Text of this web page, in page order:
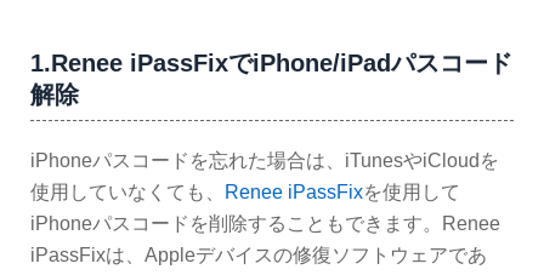
1.Renee iPassFixでiPhone/iPadパスコード
解除
iPhoneパスコードを忘れた場合は、iTunesやiCloudを
使用していなくても、
Renee iPassFixを使用して
iPhoneパスコードを削除することもできます。Renee
iPassFixは、Appleデバイスの修復ソフトウェアであ